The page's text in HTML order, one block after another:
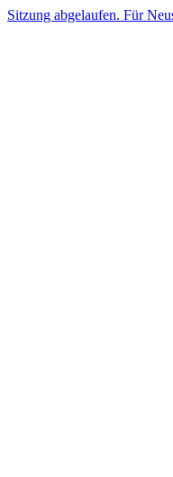
Sitzung abgelaufen. Für